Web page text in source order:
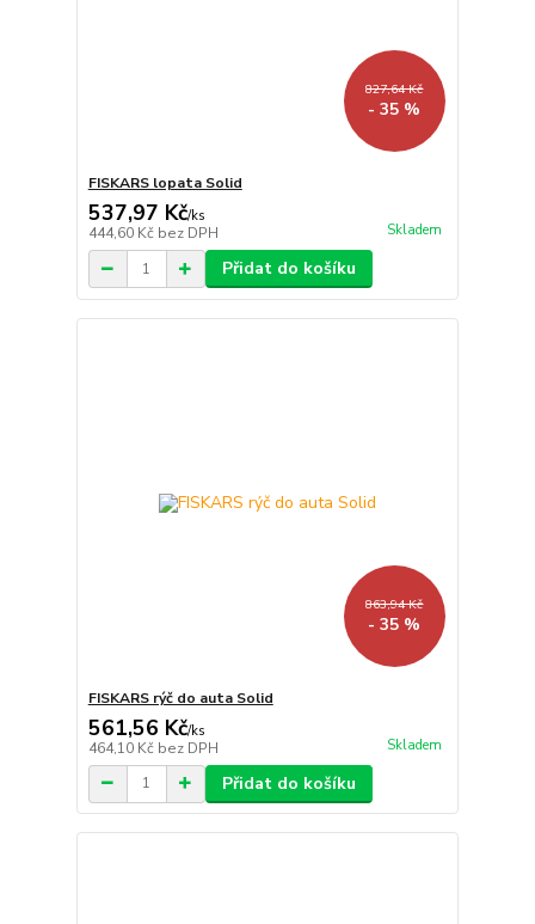
827,64 Kč
- 35 %
FISKARS lopata Solid
537,97 Kč/ks
444,60 Kč bez DPH Skladem
Přidat do košíku
863,94 Kč
- 35 %
FISKARS rýč do auta Solid
561,56 Kč/ks
464,10 Kč bez DPH Skladem
Přidat do košíku